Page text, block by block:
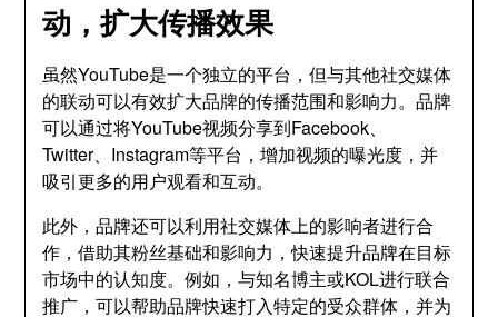
动，扩大传播效果
虽然YouTube是一个独立的平台，但与其他社交媒体
的联动可以有效扩大品牌的传播范围和影响力。品牌
可以通过将YouTube视频分享到Facebook、
Twitter、Instagram等平台，增加视频的曝光度，并
吸引更多的用户观看和互动。
此外，品牌还可以利用社交媒体上的影响者进行合
作，借助其粉丝基础和影响力，快速提升品牌在目标
市场中的认知度。例如，与知名博主或KOL进行联合
推广，可以帮助品牌快速打入特定的受众群体，并为